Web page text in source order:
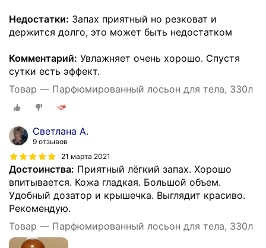
Недостатки: Запах приятный но резковат и
держится долго, это может быть недостатком
Комментарий: Увлажняет очень хорошо. Спустя
сутки есть эффект.
Товар — Парфюмированный лосьон для тела, 330л
Светлана А.
9 отзывов
21 марта 2021
Достоинства: Приятный лёгкий запах. Хорошо
впитывается. Кожа гладкая. Большой объем.
Удобный дозатор и крышечка. Выглядит красиво.
Рекомендую.
Товар — Парфюмированный лосьон для тела, 330л